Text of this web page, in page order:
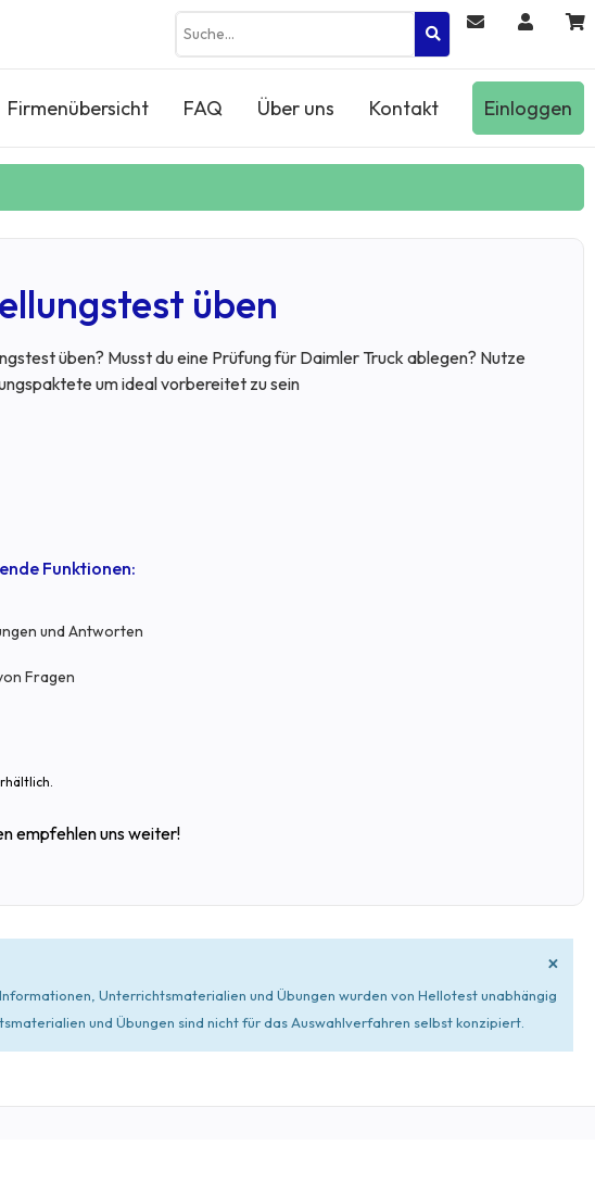
Firmenübersicht FAQ Über uns Kontakt Einloggen
üben
üben? Musst du eine Prüfung für Daimler Truck ablegen? Nutze
um ideal vorbereitet zu sein
Funktionen:
und Antworten
Fragen
empfehlen uns weiter!
Unterrichtsmaterialien und Übungen wurden von Hellotest unabhängig
und Übungen sind nicht für das Auswahlverfahren selbst konzipiert.
×